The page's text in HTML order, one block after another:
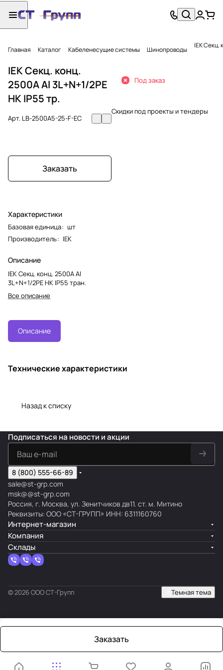
Главная Каталог Кабеленесущие системы Шинопроводы IEK Секц.
IEK Секц. конц.
2500А Al 3L+N+1/2PE
НК IP55 тр.
Арт. LB-2500A5-25-F-EC
Заказать
Характеристики
Базовая единица: шт
Производитель: IEK
Описание
IEK Секц. конц. 2500А Al
3L+N+1/2PE НК IP55 тран.
Все описание
Под заказ
Скидки под проекты и тендеры
Описание
Технические характеристики
Назад к списку
Заказать
Подписаться на новости и акции
8 (800) 555-66-89
sale@st-grp.com
msk@@st-grp.com
Россия, г. Москва, ул. Зенитчиков дв11. ст. м. Митино
Реквизиты: ООО «СТ-ГРУПП» ИНН: 6311160760
Интернет-магазин
Компания
Склады
© 2026 ООО СТ-Групп Темная тема